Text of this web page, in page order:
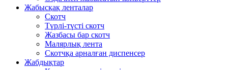
Жабысқақ ленталар
Скотч
Түрлі-түсті скотч
Жазбасы бар скотч
Малярлық лента
Скотчқа арналған диспенсер
Жабдықтар